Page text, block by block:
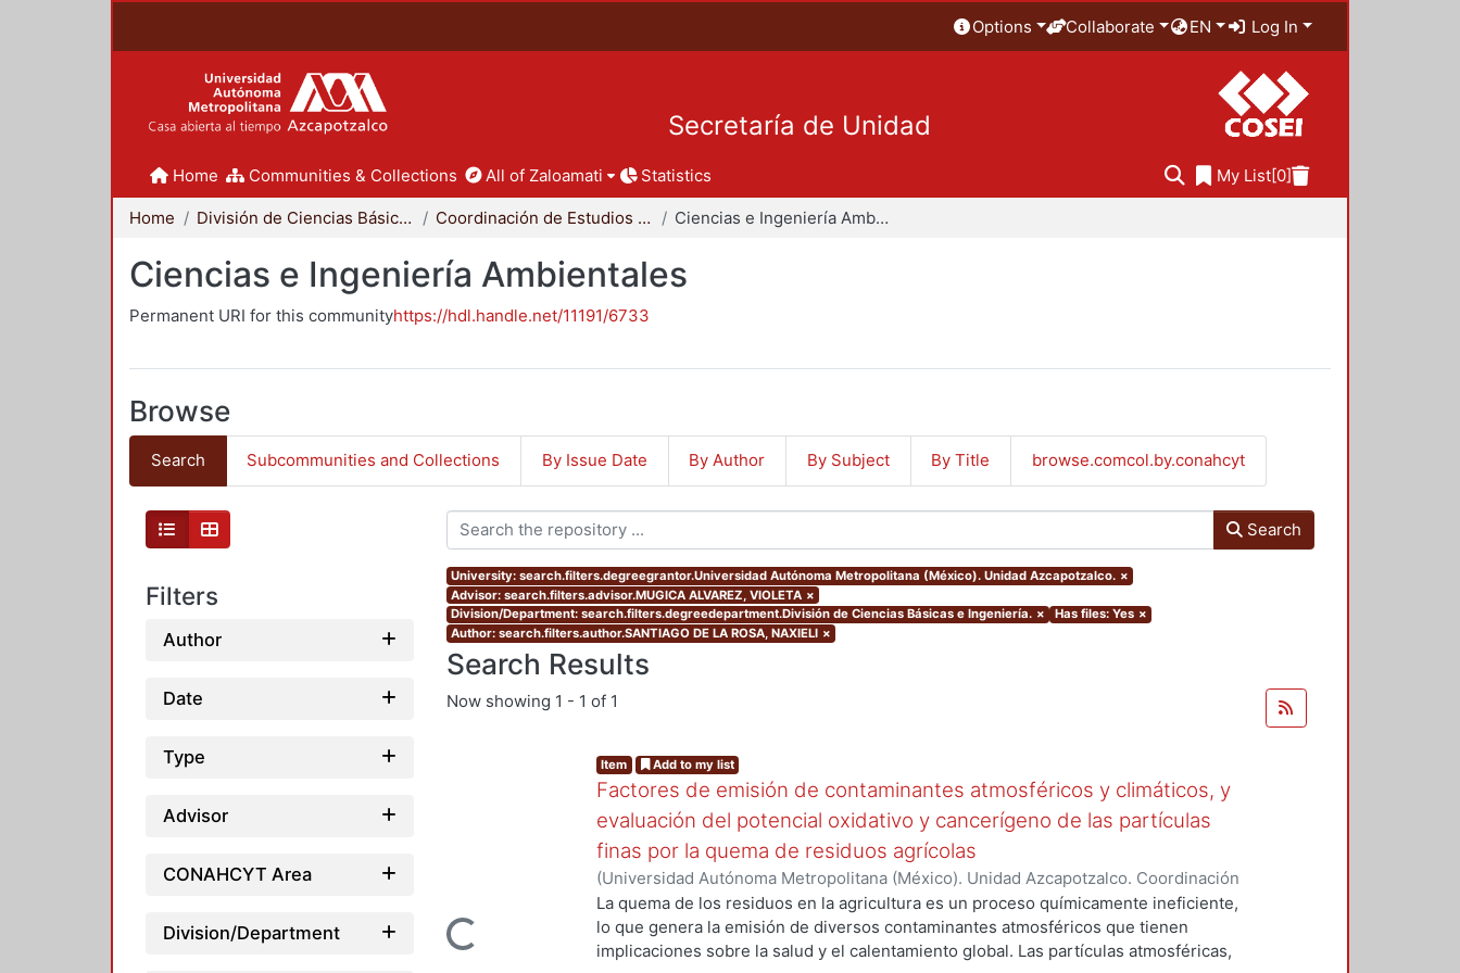
Options Collaborate EN Log In
Secretaría de Unidad
Home Communities & Collections All of Zaloamati Statistics My List[0]
Home División de Ciencias Básicas e Ingeniería Coordinación de Estudios de Posgrado - CBI Ciencias e Ingeniería Ambientales
Ciencias e Ingeniería Ambientales
Permanent URI for this communityhttps://hdl.handle.net/11191/6733
Browse
Search Subcommunities and Collections By Issue Date By Author By Subject By Title browse.comcol.by.conahcyt
Filters
Author
Date
Type
Advisor
CONAHCYT Area
Division/Department
Search
University: search.filters.degreegrantor.Universidad Autónoma Metropolitana (México). Unidad Azcapotzalco. ×
Advisor: search.filters.advisor.MUGICA ALVAREZ, VIOLETA ×
Division/Department: search.filters.degreedepartment.División de Ciencias Básicas e Ingeniería. × Has files: Yes ×
Author: search.filters.author.SANTIAGO DE LA ROSA, NAXIELI ×
Search Results
Now showing 1 - 1 of 1
Loading...
Item Add to my list
Factores de emisión de contaminantes atmosféricos y climáticos, y
evaluación del potencial oxidativo y cancerígeno de las partículas
finas por la quema de residuos agrícolas
(Universidad Autónoma Metropolitana (México). Unidad Azcapotzalco. Coordinación
de Servicios de Información.,2017)SANTIAGO DE LA ROSA, NAXIELI
La quema de los residuos en la agricultura es un proceso químicamente ineficiente,
lo que genera la emisión de diversos contaminantes atmosféricos que tienen
implicaciones sobre la salud y el calentamiento global. Las partículas atmosféricas,